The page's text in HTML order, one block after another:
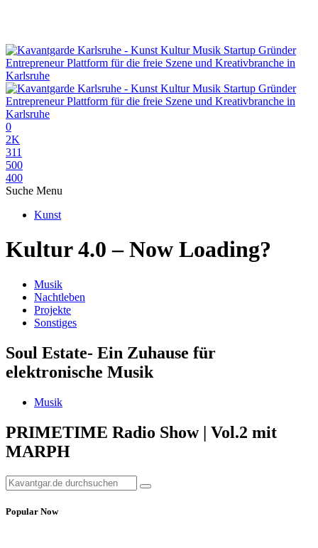
0
2K
311
500
400
Suche Menu
Kunst
Kultur 4.0 – Now Loading?
Musik
Nachtleben
Projekte
Sonstiges
Soul Estate- Ein Zuhause für
elektronische Musik
Musik
PRIMETIME Radio Show | Vol.2 mit
MARPH
Popular Now